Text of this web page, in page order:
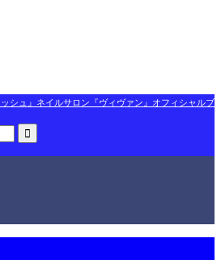
シュ』ネイルサロン『ヴィヴァン』オフィシャルブ